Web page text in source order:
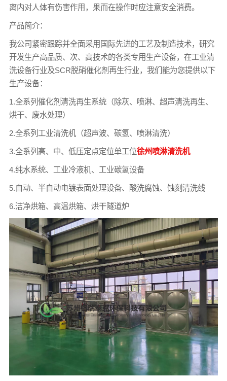
离内对人体有伤害作用，果而在操作时应注意安全消费。
产品简介：
我公司紧密跟踪并全面采用国际先进的工艺及制造技术，研究
开发生产高品质、次、高技术的各类专用生产设备，在工业清
洗设备行业及SCR脱硝催化剂再生行业，我们能为您提供以下
生产设备：
1.全系列催化剂清洗再生系统（除灰、喷淋、超声清洗再生、
烘干、废水处理）
2.全系列工业清洗机（超声波、碳氢、喷淋清洗）
3.全系列高、中、低压定点定位单工位徐州喷淋清洗机
4.纯水系统、工业冷液机、工业碳氢设备
5.自动、半自动电镀表面处理设备、酸洗腐蚀、蚀刻清洗线
6.洁净烘箱、高温烘箱、烘干隧道炉